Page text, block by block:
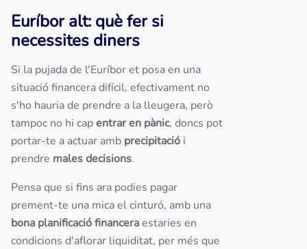
Euríbor alt: què fer si
necessites diners
Si la pujada de l'Euríbor et posa en una
situació financera difícil, efectivament no
s'ho hauria de prendre a la lleugera, però
tampoc no hi capentrar en pànic, doncs pot
portar-te a actuar amb precipitació i
prendre males decisions.
Pensa que si fins ara podies pagar
prement-te una mica el cinturó, amb una
bona planificació financeraestaries en
condicions d'aflorar liquiditat, per més que